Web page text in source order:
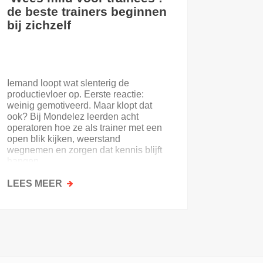
de beste trainers beginnen
bij zichzelf
Iemand loopt wat slenterig de
productievloer op. Eerste reactie:
weinig gemotiveerd. Maar klopt dat
ook? Bij Mondelez leerden acht
operatoren hoe ze als trainer met een
open blik kijken, weerstand
wegnemen en zorgen dat kennis blijft
hangen.
LEES MEER OVER